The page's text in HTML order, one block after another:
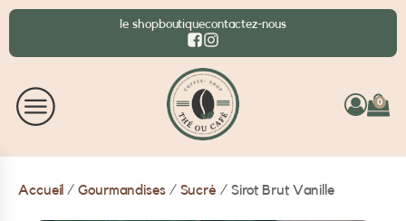
le shopboutiquecontactez-nous
0
Accueil /Gourmandises/ Sucré / Sirot Brut Vanille